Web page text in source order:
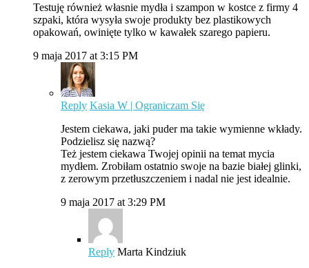
Testuję również własnie mydła i szampon w kostce z firmy 4
szpaki, która wysyła swoje produkty bez plastikowych
opakowań, owinięte tylko w kawałek szarego papieru.
9 maja 2017 at 3:15 PM
Reply Kasia W | Ograniczam Się
Jestem ciekawa, jaki puder ma takie wymienne wkłady.
Podzielisz się nazwą?
Też jestem ciekawa Twojej opinii na temat mycia
mydłem. Zrobiłam ostatnio swoje na bazie białej glinki,
z zerowym przetłuszczeniem i nadal nie jest idealnie.
9 maja 2017 at 3:29 PM
Reply Marta Kindziuk